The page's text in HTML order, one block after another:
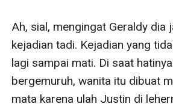
Ah, sial, mengingat Geraldy dia
kejadian tadi. Kejadian yang
lagi sampai mati. Di saat
bergemuruh, wanita itu dibuat
mata karena ulah Justin di